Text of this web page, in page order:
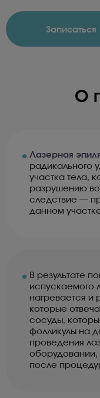
Записаться
О
• Лазерная
радикального
участка тела,
разрушению
следствие —
данном
• В результате
испускаемого
нагревается и
которые
сосуды,
фолликулы на
проведения
оборудовании,
после